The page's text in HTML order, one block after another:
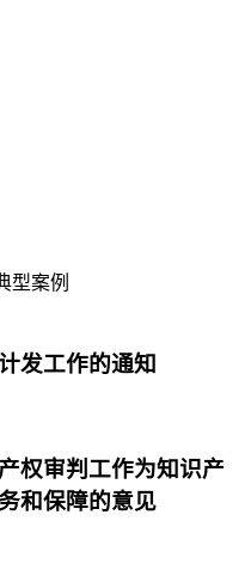
发工作的通知
权审判工作为知识产
和保障的意见